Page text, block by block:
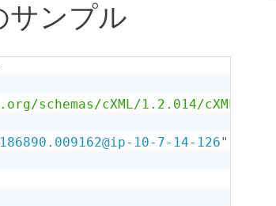
サンプル
schemas/cXML/1.2.014/cXML.dtd"
10-7-14-126"